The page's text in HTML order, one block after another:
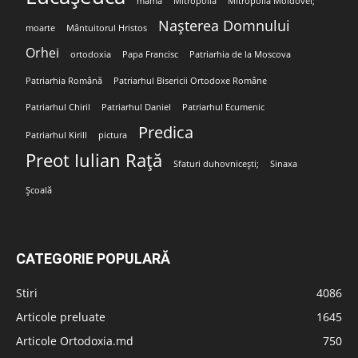
moarte Mântuitorul Hristos Nașterea Domnului
Orhei ortodoxia Papa Francisc Patriarhia de la Moscova
Patriarhia Română Patriarhul Bisericii Ortodoxe Române
Patriarhul Chiril Patriarhul Daniel Patriarhul Ecumenic
Patriarhul Kirill pictura Predica
Preot Iulian Rață Sfaturi duhovnicești; Sinaxa
Școală
CATEGORIE POPULARĂ
Stiri
4086
Articole preluate
1645
Articole Ortodoxia.md
750